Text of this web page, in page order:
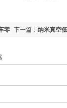
下一篇： 纳米真空
零